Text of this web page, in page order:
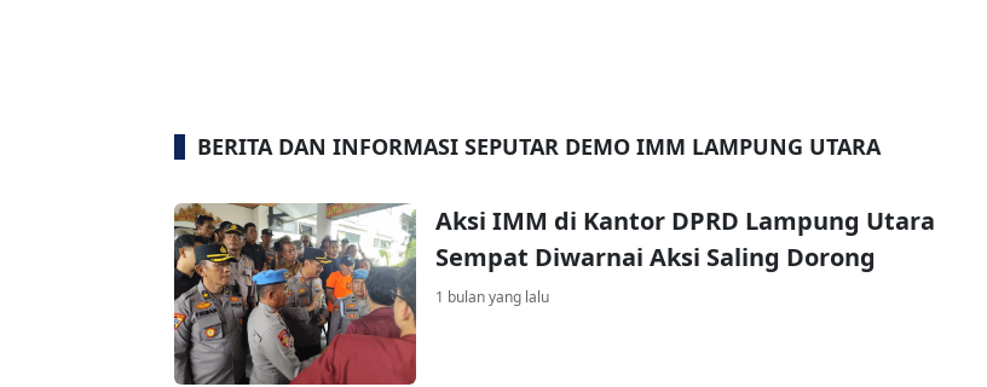
BERITA DAN INFORMASI SEPUTAR DEMO IMM LAMPUNG UTARA
Aksi IMM di Kantor DPRD Lampung Utara
Sempat Diwarnai Aksi Saling Dorong
1 bulan yang lalu